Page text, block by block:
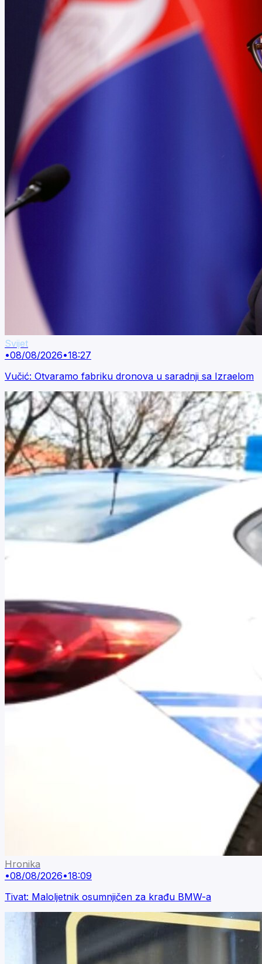
Svijet
•08/08/2026•18:27
Vučić: Otvaramo fabriku dronova u saradnji sa Izraelom
Hronika
•08/08/2026•18:09
Tivat: Maloljetnik osumnjičen za krađu BMW-a